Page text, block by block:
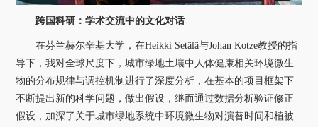
跨国科研：学术交流中的文化对话
在芬兰赫尔辛基大学，在Heikki Setälä与Johan Kotze教授的指
导下，我对全球尺度下，城市绿地土壤中人体健康相关环境微生
物的分布规律与调控机制进行了深度分析，在基本的项目框架下
不断提出新的科学问题，做出假设，继而通过数据分析验证修正
假设，加深了关于城市绿地系统中环境微生物对演替时间和植被